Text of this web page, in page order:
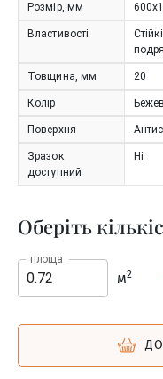
Розмір, мм
Властивості
Товщина, мм 20
Колір
Поверхня
Зразок
доступний
Ні
Оберіть
площа
м2